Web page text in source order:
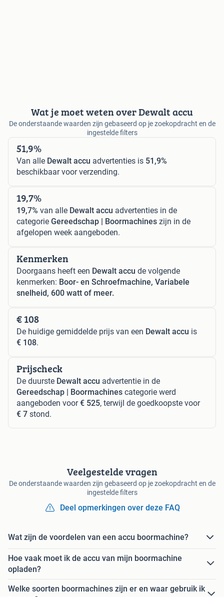
Wat je moet weten over Dewalt accu
De onderstaande waarden zijn gebaseerd op je zoekopdracht en de
ingestelde filters
51,9%
Van alle Dewalt accu advertenties is 51,9%
beschikbaar voor verzending.
19,7%
19,7% van alle Dewalt accu advertenties in de
categorie Gereedschap | Boormachines zijn in de
afgelopen week aangeboden.
Kenmerken
Doorgaans heeft een Dewalt accu de volgende
kenmerken: Boor- en Schroefmachine, Variabele
snelheid, 600 watt of meer.
€ 108
De huidige gemiddelde prijs van een Dewalt accu is
€ 108.
Prijscheck
De duurste Dewalt accu advertentie in de
Gereedschap | Boormachines categorie werd
aangeboden voor€ 525, terwijl de goedkoopste voor
€ 7 stond.
Veelgestelde vragen
De onderstaande waarden zijn gebaseerd op je zoekopdracht en de
ingestelde filters
Deel opmerkingen over deze FAQ
Wat zijn de voordelen van een accu boormachine?
Hoe vaak moet ik de accu van mijn boormachine
opladen?
Welke soorten boormachines zijn er en waar gebruik ik